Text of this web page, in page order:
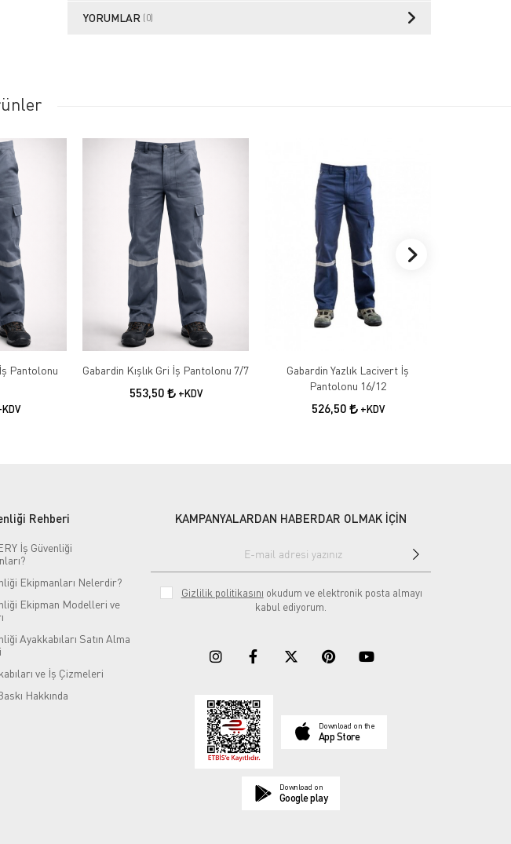
YORUMLAR (0)
Pantolonu
Gabardin Kışlık Gri İş Pantolonu 7/7
553,50 +KDV
Gabardin Yazlık Lacivert İş
Pantolonu 16/12
526,50 +KDV
Rehberi
İş Güvenliği
Ekipmanları Nelerdir?
Ekipman Modelleri ve
Ayakkabıları Satın Alma
ve İş Çizmeleri
Hakkında
KAMPANYALARDAN HABERDAR OLMAK İÇİN
Gizlilik politikasını okudum ve elektronik posta almayı
kabul ediyorum.
Download on the
App Store
Download on
Google play